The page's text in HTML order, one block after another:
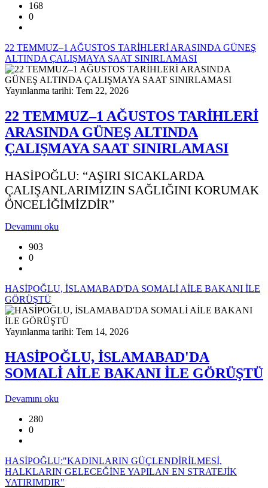
168
0
22 TEMMUZ–1 AĞUSTOS TARİHLERİ ARASINDA GÜNEŞ
ALTINDA ÇALIŞMAYA SAAT SINIRLAMASI
Yayınlanma tarihi: Tem 22, 2026
22 TEMMUZ–1 AĞUSTOS TARİHLERİ
ARASINDA GÜNEŞ ALTINDA
ÇALIŞMAYA SAAT SINIRLAMASI
HASİPOĞLU: “AŞIRI SICAKLARDA
ÇALIŞANLARIMIZIN SAĞLIĞINI KORUMAK
ÖNCELİĞİMİZDİR”
Devamını oku
903
0
HASİPOĞLU, İSLAMABAD'DA SOMALİ AİLE BAKANI İLE
GÖRÜŞTÜ
Yayınlanma tarihi: Tem 14, 2026
HASİPOĞLU, İSLAMABAD'DA
SOMALİ AİLE BAKANI İLE GÖRÜŞTÜ
Devamını oku
280
0
HASİPOĞLU:"KADINLARIN GÜÇLENDİRİLMESİ,
HALKLARIN GELECEĞİNE YAPILAN EN STRATEJİK
YATIRIMDIR"